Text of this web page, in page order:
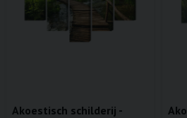
Akoestisch schilderij -